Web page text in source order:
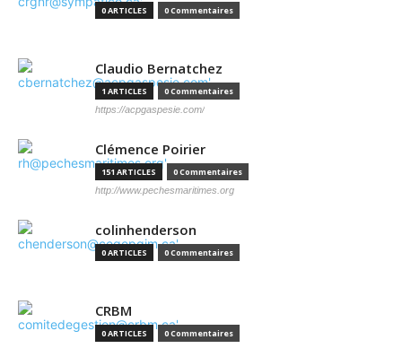
0 ARTICLES 0 Commentaires
Claudio Bernatchez
1 ARTICLES 0 Commentaires
https://acpgaspesie.com/
Clémence Poirier
151 ARTICLES 0 Commentaires
http://www.pechesmaritimes.org
colinhenderson
0 ARTICLES 0 Commentaires
CRBM
0 ARTICLES 0 Commentaires